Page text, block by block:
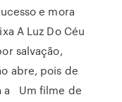
e mora
A Luz Do Céu
salvação,
abre, pois de
a Um filme de